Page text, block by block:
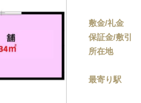
敷金/礼金
保証金/敷引
所在地
最寄り駅